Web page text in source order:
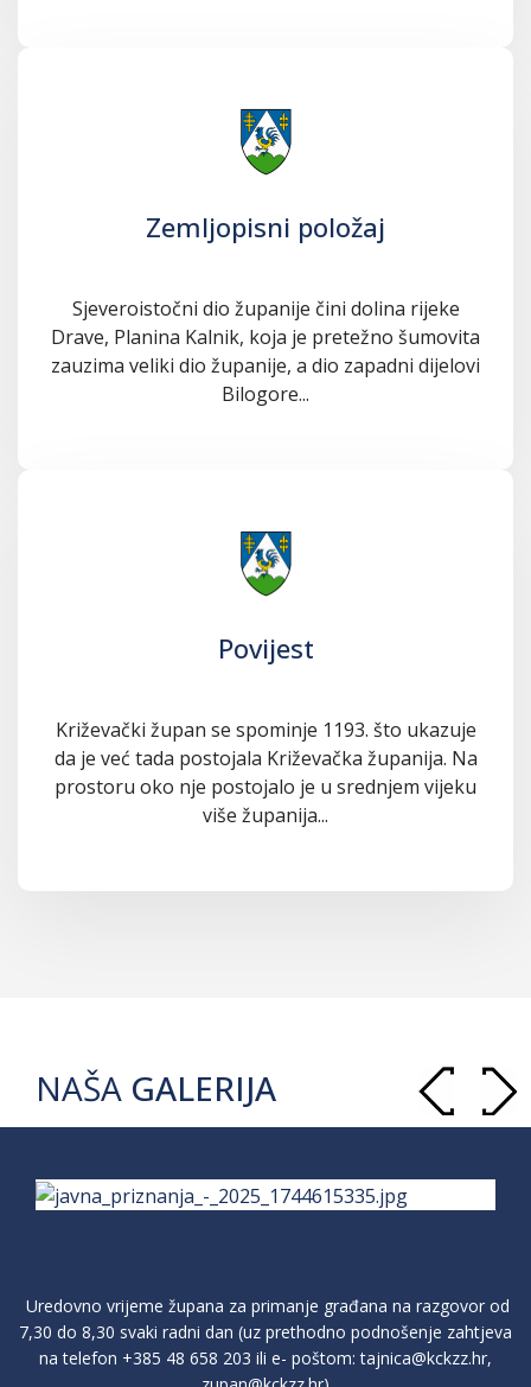
Zemljopisni položaj
Sjeveroistočni dio županije čini dolina rijeke
Drave, Planina Kalnik, koja je pretežno šumovita
zauzima veliki dio županije, a dio zapadni dijelovi
Bilogore...
Povijest
Križevački župan se spominje 1193. što ukazuje
da je već tada postojala Križevačka županija. Na
prostoru oko nje postojalo je u srednjem vijeku
više županija...
NAŠA GALERIJA
Uredovno vrijeme župana za primanje građana na razgovor od
7,30 do 8,30 svaki radni dan (uz prethodno podnošenje zahtjeva
na telefon +385 48 658 203 ili e- poštom:tajnica@kckzz.hr,